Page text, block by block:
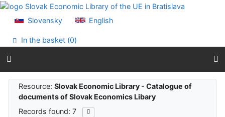
Go to content
Accessibility declaration
Slovensky English
In the basket (0)
Search results
Resource:Slovak Economic Library - Catalogue of
documents of Slovak Economics Libary
Records found: 7